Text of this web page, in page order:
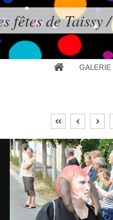
fêtes de Taissy
GALERIE